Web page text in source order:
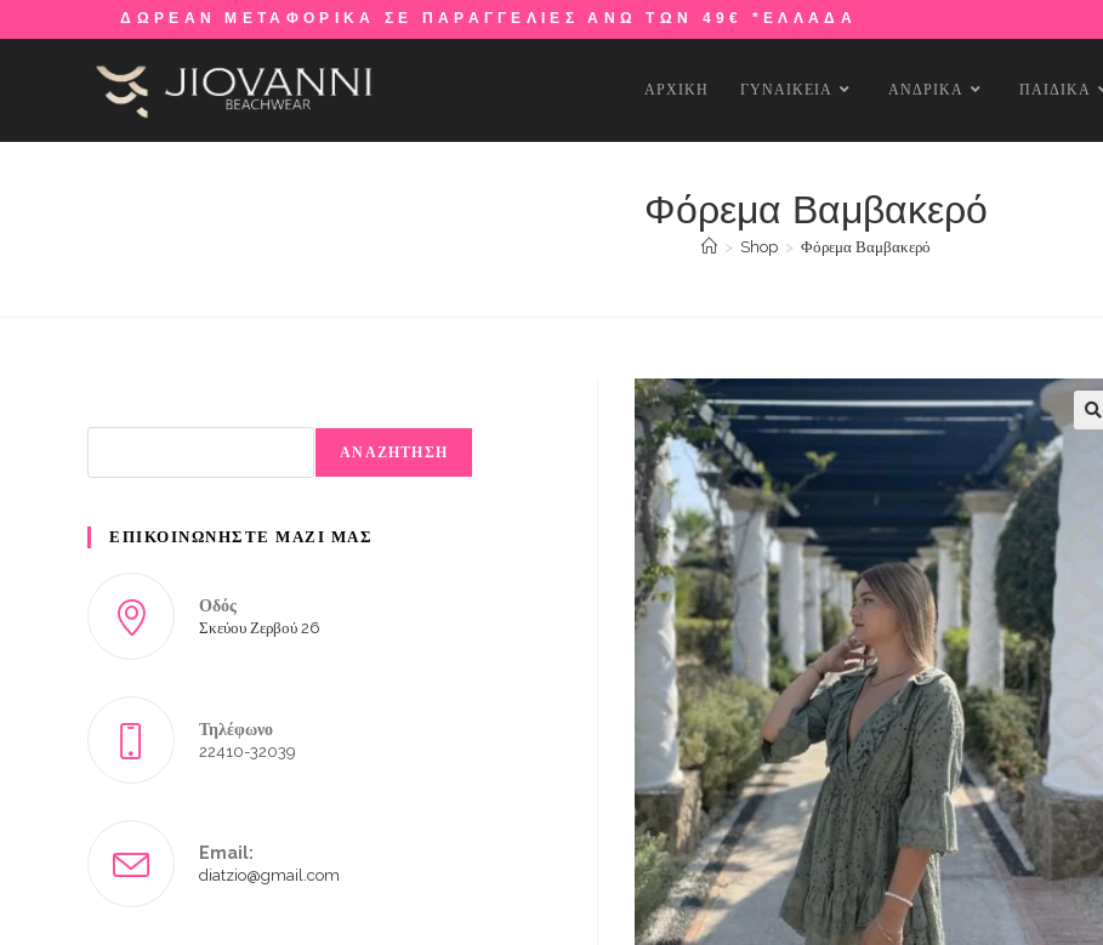
ΔΩΡΕΑΝ ΜΕΤΑΦΟΡΙΚΑ ΣΕ ΠΑΡΑΓΓΕΛΙΕΣ ΑΝΩ ΤΩΝ 49€ *ΕΛΛΑΔΑ
ΑΡΧΙΚΗ ΓΥΝΑΙΚΕΙΑ ΑΝΔΡΙΚΑ ΠΑΙΔΙΚΑ
Φόρεμα Βαμβακερό
> Shop > Φόρεμα Βαμβακερό
ΑΝΑΖΗΤΗΣΗ
ΕΠΙΚΟΙΝΩΝΗΣΤΕ ΜΑΖΙ ΜΑΣ
Οδός
Σκεύου Ζερβού 26
Τηλέφωνο
22410-32039
Email:
diatzio@gmail.com